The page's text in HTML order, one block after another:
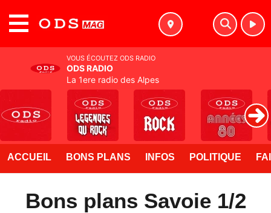
ACCUEIL BONS PLANS INFOS POLITIQUE
Bons plans Savoie 1/2
VOUS ÉCOUTEZ ODS RADIO
ODS RADIO
La 1ere radio des Alpes